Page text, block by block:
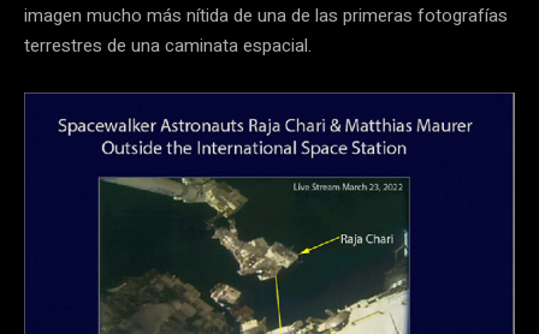
imagen mucho más nítida de una de las primeras fotografías
terrestres de una caminata espacial.